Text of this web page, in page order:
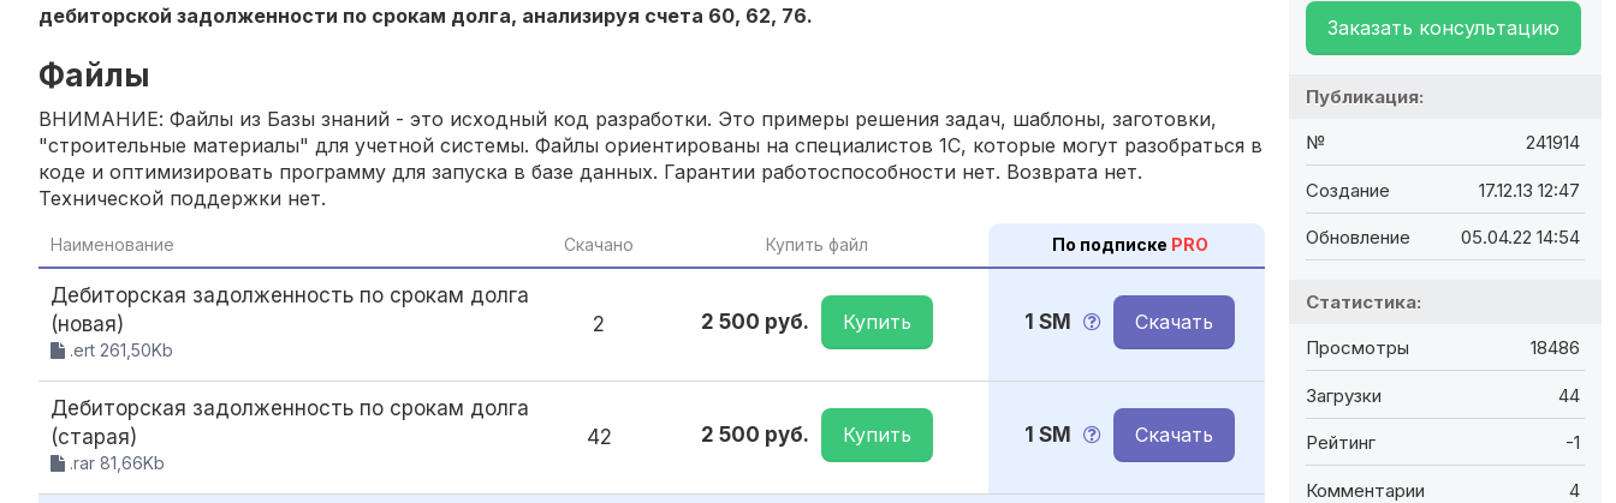
дебиторской задолженности по срокам долга, анализируя счета 60, 62, 76.
Файлы
ВНИМАНИЕ: Файлы из Базы знаний - это исходный код разработки. Это примеры решения задач, шаблоны, заготовки,
"строительные материалы" для учетной системы. Файлы ориентированы на специалистов 1С, которые могут разобраться в
коде и оптимизировать программу для запуска в базе данных. Гарантии работоспособности нет. Возврата нет.
Технической поддержки нет.
Наименование Скачано Купить файл По подписке PRO
Дебиторская задолженность по срокам долга
(новая)
.ert 261,50Kb
2 2 500 руб. Купить 1 SM Скачать
Дебиторская задолженность по срокам долга
(старая)
.rar 81,66Kb
42 2 500 руб. Купить 1 SM Скачать
Заказать консультацию
Публикация:
№ 241914
Создание 17.12.13 12:47
Обновление 05.04.22 14:54
Статистика:
Просмотры 18486
Загрузки 44
Рейтинг -1
Комментарии 4